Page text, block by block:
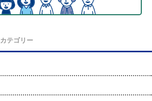
カテゴリー